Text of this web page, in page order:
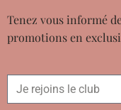
Tenez vous informé
promotions en